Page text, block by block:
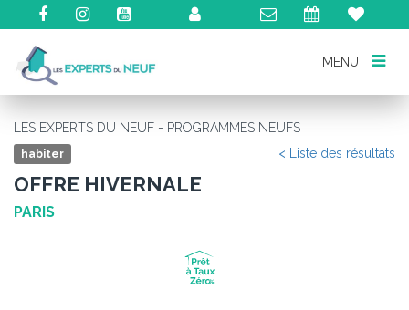
MENU
MENU
LES EXPERTS DU NEUF - PROGRAMMES NEUFS
habiter < Liste des résultats
OFFRE HIVERNALE
PARIS